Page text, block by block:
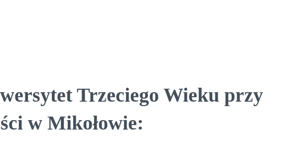
Trzeciego Wieku przy
w Mikołowie: